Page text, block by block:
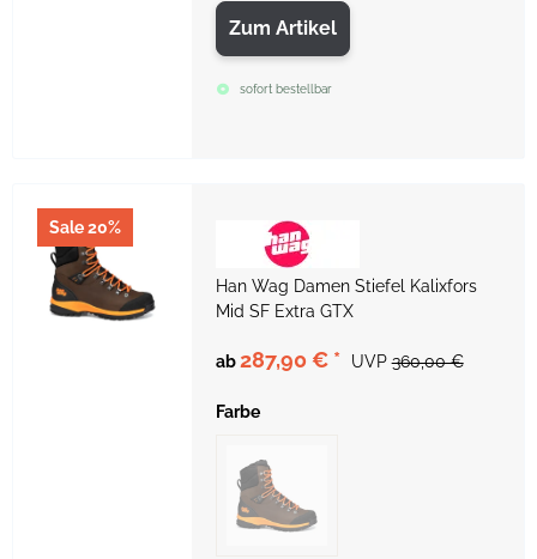
Zum Artikel
sofort bestellbar
Sale 20%
Han Wag Damen Stiefel Kalixfors
Mid SF Extra GTX
ab287,90 € * UVP 360,00 €
Farbe